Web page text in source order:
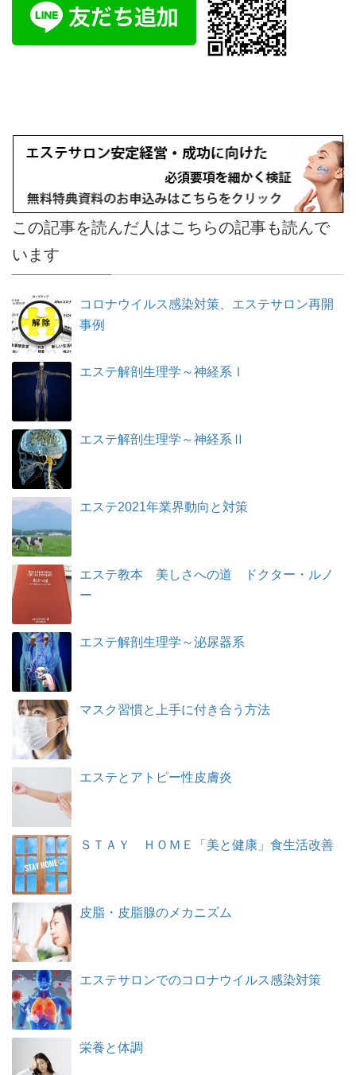
この記事を読んだ人はこちらの記事も読んで
います
コロナウイルス感染対策、エステサロン再開
事例
エステ解剖生理学～神経系Ⅰ
エステ解剖生理学～神経系Ⅱ
エステ2021年業界動向と対策
エステ教本 美しさへの道 ドクター・ルノ
ー
エステ解剖生理学～泌尿器系
マスク習慣と上手に付き合う方法
エステとアトピー性皮膚炎
ＳＴＡＹ ＨＯＭＥ「美と健康」食生活改善
皮脂・皮脂腺のメカニズム
エステサロンでのコロナウイルス感染対策
栄養と体調